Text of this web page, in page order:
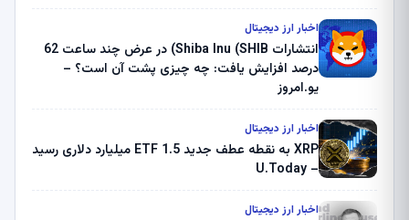
ثبت کرد – گزارش کریپتو صبح – U.Today
اخبار ارز دیجیتال
انتشارات Shiba Inu (SHIB) در عرض چند ساعت 62
درصد افزایش یافت: چه چیزی پشت آن است؟ –
یو.امروز
اخبار ارز دیجیتال
XRP به نقطه عطف جدید ETF 1.5 میلیارد دلاری رسید
– U.Today
اخبار ارز دیجیتال